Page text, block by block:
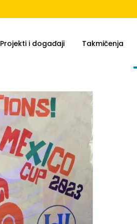
Projekti i događaji Takmičenja